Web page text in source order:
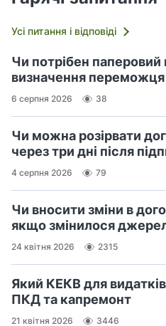
Усі питання і відповіді
Чи потрібен
визначення
6 серпня 2026 38
Чи можна розірвати
через три дні після
4 серпня 2026 79
Чи вносити зміни в
якщо змінилося
24 квітня 2026 2315
Який КЕКВ для
ПКД та капремонт
21 квітня 2026 3446